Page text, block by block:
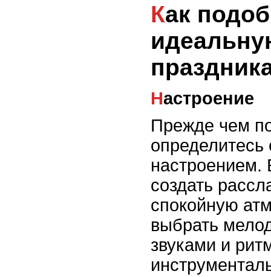
Как подобрать
Настроение
Прежде чем
настроением.
создать
спокойную
выбрать
звуками и